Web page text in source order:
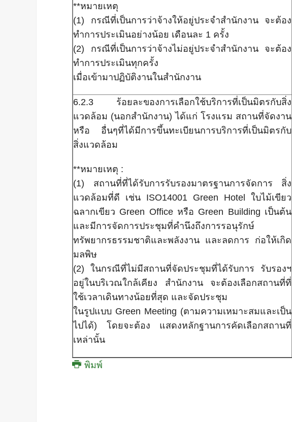
**หมายเหตุ
(1) กรณีที่เป็นการว่าจ้างให้อยู่ประจำสำนักงาน จะต้อง
ทำการประเมินอย่างน้อย เดือนละ 1 ครั้ง
(2) กรณีที่เป็นการว่าจ้างไม่อยู่ประจำสำนักงาน จะต้อง
ทำการประเมินทุกครั้ง
เมื่อเข้ามาปฏิบัติงานในสำนักงาน
6.2.3 ร้อยละของการเลือกใช้บริการที่เป็นมิตรกับสิ่ง
แวดล้อม (นอกสำนักงาน) ได้แก่ โรงแรม สถานที่จัดงาน
หรือ อื่นๆที่ได้มีการขึ้นทะเบียนการบริการที่เป็นมิตรกับ
สิ่งแวดล้อม
**หมายเหตุ :
(1) สถานที่ที่ได้รับการรับรองมาตรฐานการจัดการ สิ่ง
แวดล้อมที่ดี เช่น ISO14001 Green Hotel ใบไม้เขียว
ฉลากเขียว Green Office หรือ Green Building เป็นต้น
และมีการจัดการประชุมที่คำนึงถึงการรอนุรักษ์
ทรัพยากรธรรมชาติและพลังงาน และลดการ ก่อให้เกิด
มลพิษ
(2) ในกรณีที่ไม่มีสถานที่จัดประชุมที่ได้รับการ รับรองฯ
อยู่ในบริเวณใกล้เคียง สำนักงาน จะต้องเลือกสถานที่ที่
ใช้เวลาเดินทางน้อยที่สุด และจัดประชุม
ในรูปแบบ Green Meeting (ตามความเหมาะสมและเป็น
ไปได้) โดยจะต้อง แสดงหลักฐานการคัดเลือกสถานที่
เหล่านั้น
พิมพ์